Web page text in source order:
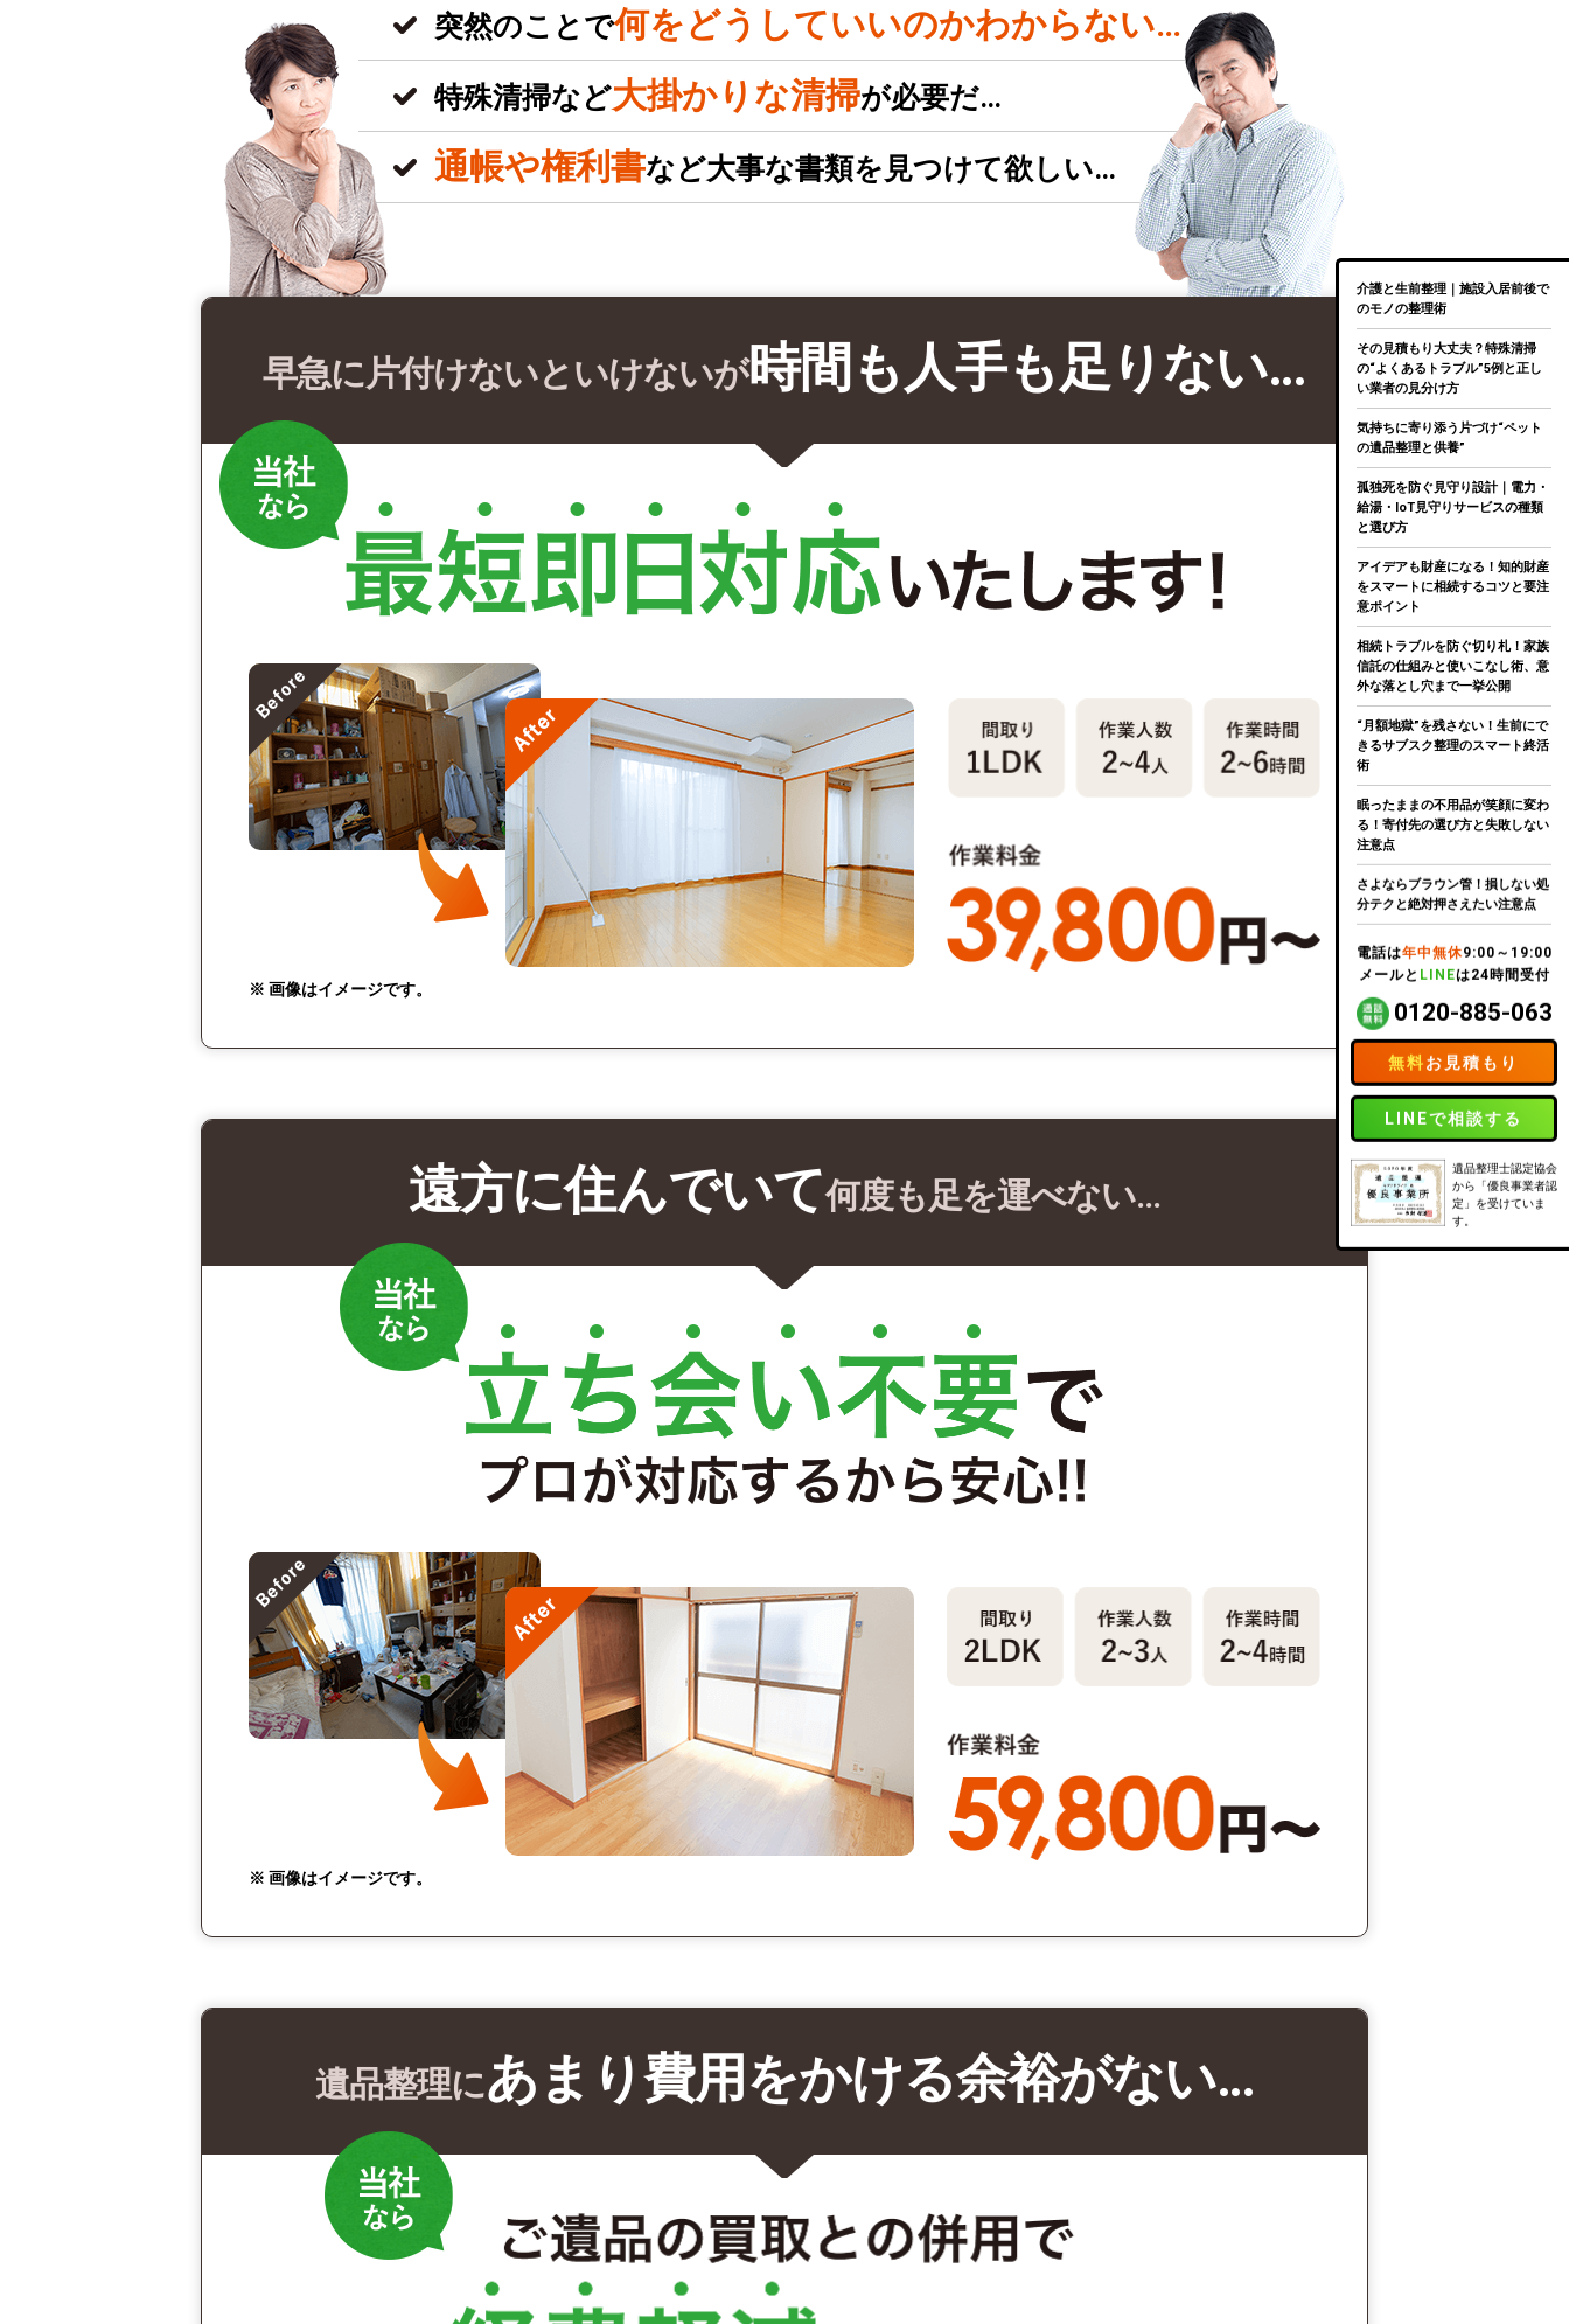
突然のことで何をどうしていいのかわからない…
特殊清掃など大掛かりな清掃が必要だ…
通帳や権利書など大事な書類を見つけて欲しい…
早急に片付けないといけないが時間も人手も足りない…
※ 画像はイメージです。
遠方に住んでいて何度も足を運べない…
※ 画像はイメージです。
遺品整理にあまり費用をかける余裕がない…
介護と生前整理｜施設入居前後で
のモノの整理術
その見積もり大丈夫？特殊清掃
の“よくあるトラブル”5例と正し
い業者の見分け方
気持ちに寄り添う片づけ“ペット
の遺品整理と供養”
孤独死を防ぐ見守り設計｜電力・
給湯・IoT見守りサービスの種類
と選び方
アイデアも財産になる！知的財産
をスマートに相続するコツと要注
意ポイント
相続トラブルを防ぐ切り札！家族
信託の仕組みと使いこなし術、意
外な落とし穴まで一挙公開
“月額地獄”を残さない！生前にで
きるサブスク整理のスマート終活
術
眠ったままの不用品が笑顔に変わ
る！寄付先の選び方と失敗しない
注意点
さよならブラウン管！損しない処
分テクと絶対押さえたい注意点
電話は年中無休9:00～19:00
メールと LINEは24時間受付
0120-885-063
無料お見積もり
LINEで相談する
遺品整理士認定協会
から「優良事業者認
定」を受けていま
す。